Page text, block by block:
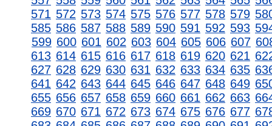
571 572 573 574 575 576 577 578 579
585 586 587 588 589 590 591 592 593
599 600 601 602 603 604 605 606 607
613 614 615 616 617 618 619 620 621
627 628 629 630 631 632 633 634 635
641 642 643 644 645 646 647 648 649
655 656 657 658 659 660 661 662 663
669 670 671 672 673 674 675 676 677